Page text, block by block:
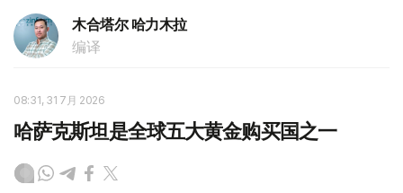
木合塔尔 哈力木拉
编译
08:31, 31 7月 2026
哈萨克斯坦是全球五大黄金购买国之一